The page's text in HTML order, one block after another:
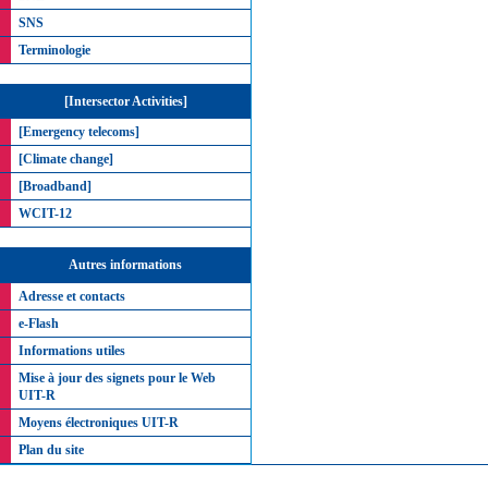
SNS
Terminologie
[Intersector Activities]
[Emergency telecoms]
[Climate change]
[Broadband]
WCIT-12
Autres informations
Adresse et contacts
e-Flash
Informations utiles
Mise à jour des signets pour le Web
UIT-R
Moyens électroniques UIT-R
Plan du site